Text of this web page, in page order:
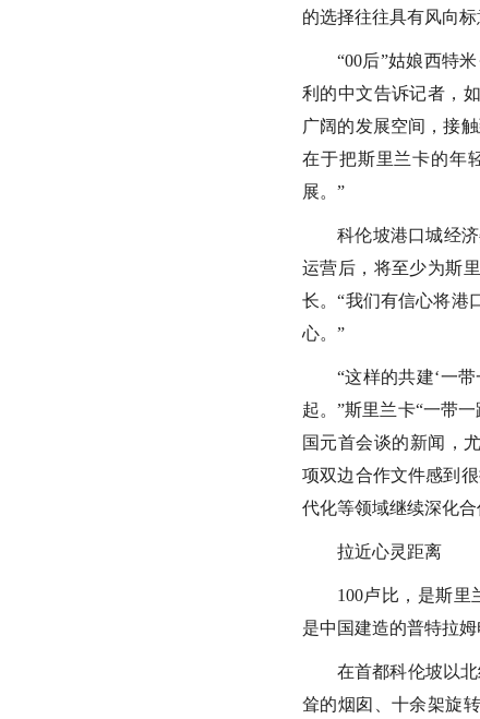
的选择往往具有风向标
“00后”姑娘西特
利的中文告诉记者，
广阔的发展空间，接
在于把斯里兰卡的年
展。”
科伦坡港口城经
运营后，将至少为斯
长。“我们有信心将港
心。”
“这样的共建‘一
起。”斯里兰卡“一带
国元首会谈的新闻，
项双边合作文件感到
代化等领域继续深化合
拉近心灵距离
100卢比，是斯
是中国建造的普特拉姆
在首都科伦坡以
耸的烟囱、十余架旋